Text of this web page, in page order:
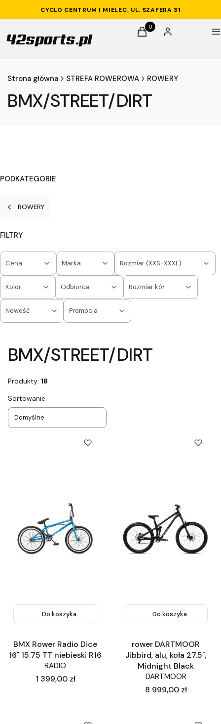
CYCLO CENTRUM | MIELEC, UL. SZAFERA 31
Produkty w koszyku: 0.
Koszyk Zaloguj się
Strona główna STREFA ROWEROWA ROWERY
BMX/STREET/DIRT
PODKATEGORIE
ROWERY
FILTRY
Cena Marka Rozmiar (XXS-XXXL)
Kolor Odbiorca Rozmiar kół
Nowość Promocja
BMX/STREET/DIRT
Produkty: 18
Lista produktów
Sortowanie:
Domyślne
Do koszyka
BMX Rower Radio Dice
16" 15.75 TT niebieski R16
RADIO
Cena
1 399,00 zł
Do koszyka
rower DARTMOOR
Jibbird, alu, koła 27.5",
Midnight Black
DARTMOOR
Cena
8 999,00 zł